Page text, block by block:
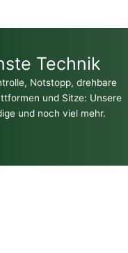
Technik
Notstopp, drehbare
und Sitze: Unsere
und noch viel mehr.